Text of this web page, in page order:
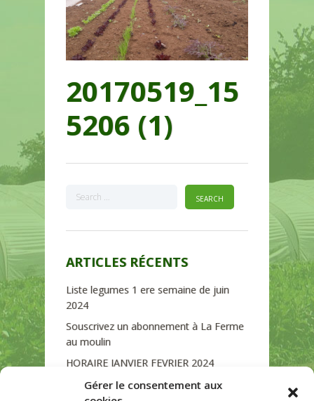
Gérer le consentement aux
20170519_15
5206 (1)
ARTICLES RÉCENTS
Liste legumes 1 ere semaine de juin
2024
Souscrivez un abonnement à La Ferme
au moulin
HORAIRE JANVIER FEVRIER 2024
Soutien de La Province de Liège